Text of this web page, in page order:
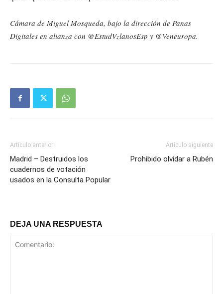
Cámara de Miguel Mosqueda, bajo la dirección de Panas
Digitales en alianza con @EstudVzlanosEsp y @Veneuropa.
Artículo anterior
Madrid – Destruidos los
cuadernos de votación
usados en la Consulta Popular
Artículo siguiente
Prohibido olvidar a Rubén
DEJA UNA RESPUESTA